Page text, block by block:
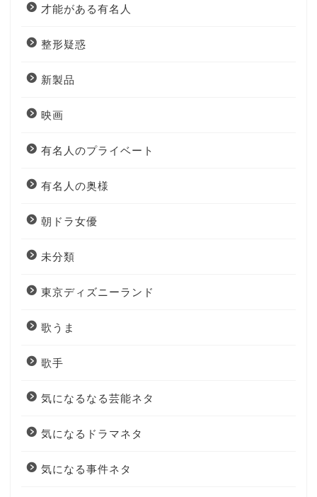
才能がある有名人
整形疑惑
新製品
映画
有名人のプライベート
有名人の奥様
朝ドラ女優
未分類
東京ディズニーランド
歌うま
歌手
気になるなる芸能ネタ
気になるドラマネタ
気になる事件ネタ